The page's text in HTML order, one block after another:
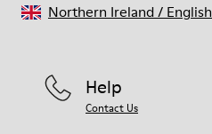
Help
Contact Us
Northern Ireland/ English